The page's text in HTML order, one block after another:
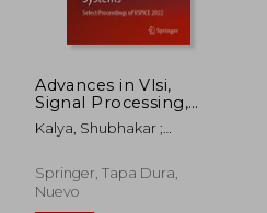
Advances in Vlsi,
Signal Processing,
Power Electronics,
Iot, Communication
Systems: Select
Proceedings of
Kalya, Shubhakar ;
Subramanya
Springer, Tapa Dura,
Nuevo